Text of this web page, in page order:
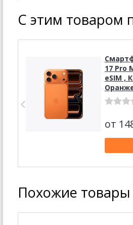
С этим товаром
17 Pro
eSIM ,
Orange
от
Похожие товары